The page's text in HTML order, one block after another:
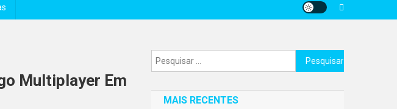
Multiplayer Em
Pesquisar
por:
MAIS RECENTES